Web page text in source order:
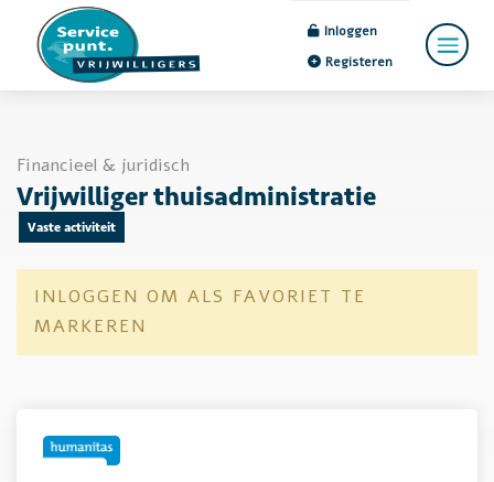
Inloggen
Registeren
Financieel & juridisch
Vrijwilliger thuisadministratie
Vaste activiteit
INLOGGEN OM ALS FAVORIET TE
MARKEREN